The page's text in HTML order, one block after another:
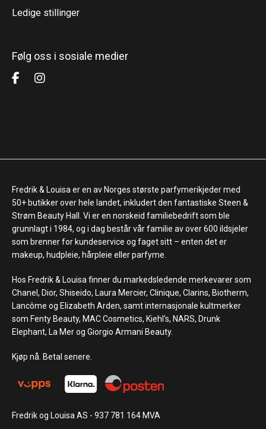
Ledige stillinger
Følg oss i sosiale medier
Fredrik & Louisa er en av Norges største parfymerikjeder med
50+ butikker over hele landet, inkludert den fantastiske Steen &
Strøm Beauty Hall. Vi er en norskeid familiebedrift som ble
grunnlagt i 1984, og i dag består vår familie av over 600 ildsjeler
som brenner for kundeservice og faget sitt – enten det er
makeup, hudpleie, hårpleie eller parfyme.
Hos Fredrik & Louisa finner du markedsledende merkevarer som
Chanel, Dior, Shiseido, Laura Mercier, Clinique, Clarins, Biotherm,
Lancôme og Elizabeth Arden, samt internasjonale kultmerker
som Fenty Beauty, MAC Cosmetics, Kiehl's, NARS, Drunk
Elephant, La Mer og Giorgio Armani Beauty.
Kjøp nå. Betal senere.
Fredrik og Louisa AS - 937 781 164 MVA